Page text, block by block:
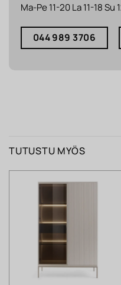
Ma-Pe 11-20 La 11-18 Su
044 989 3706
TUTUSTU MYÖS